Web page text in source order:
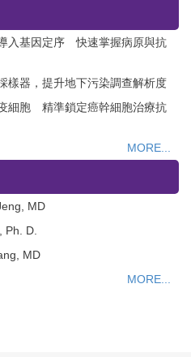
入基因定序 快速掌握病原與抗
樣器，提升地下污染調查解析度
細胞 精準鎖定癌幹細胞治療抗
MORE...
MD
Ph. D.
MD
MORE...